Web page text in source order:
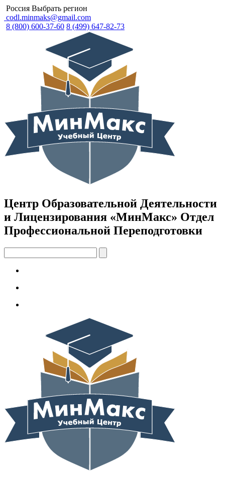
Россия Выбрать регион
codl.minmaks@gmail.com
8 (800) 600-37-60 8 (499) 647-82-73
Центр Образовательной Деятельности
и Лицензирования «МинМакс» Отдел
Профессиональной Переподготовки